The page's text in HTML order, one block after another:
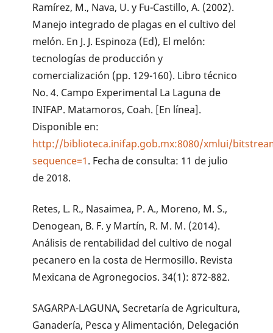
Ramírez, M., Nava, U. y Fu-Castillo, A. (2002).
Manejo integrado de plagas en el cultivo del
melón. En J. J. Espinoza (Ed), El melón:
tecnologías de producción y
comercialización (pp. 129-160). Libro técnico
No. 4. Campo Experimental La Laguna de
INIFAP. Matamoros, Coah. [En línea].
Disponible en:
http://biblioteca.inifap.gob.mx:8080/xmlui/
sequence=1. Fecha de consulta: 11 de julio
de 2018.
Retes, L. R., Nasaimea, P. A., Moreno, M. S.,
Denogean, B. F. y Martín, R. M. M. (2014).
Análisis de rentabilidad del cultivo de nogal
pecanero en la costa de Hermosillo. Revista
Mexicana de Agronegocios. 34(1): 872-882.
SAGARPA-LAGUNA, Secretaría de Agricultura,
Ganadería, Pesca y Alimentación, Delegación